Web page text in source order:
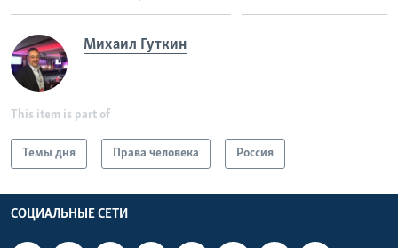
Михаил Гуткин
This item is part of
Темы дня Права человека Россия
СОЦИАЛЬНЫЕ СЕТИ